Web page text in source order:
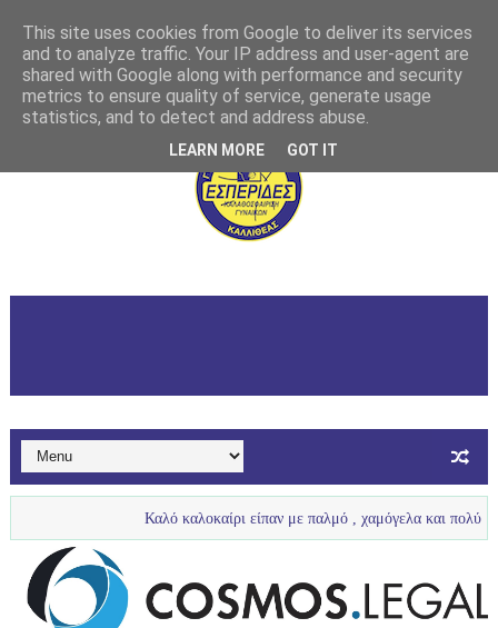
Καλό καλοκαίρι είπαν με παλμό , χαμόγελα και πολύ νερό τα
This site uses cookies from Google to deliver its services
and to analyze traffic. Your IP address and user-agent are
shared with Google along with performance and security
metrics to ensure quality of service, generate usage
statistics, and to detect and address abuse.
LEARN MORE GOT IT